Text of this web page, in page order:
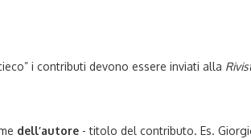
i contributi devono essere inviati alla
dell’autore - titolo del contributo. Es.